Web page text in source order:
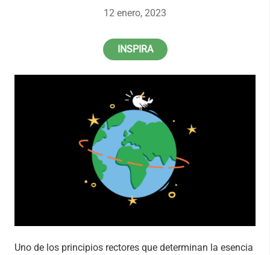
12 enero, 2023
INSPIRA
Uno de los principios rectores que determinan la esencia